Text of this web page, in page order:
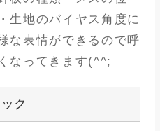
生地のバイヤス角度に
な表情ができるので呼
なってきます(^^;
ク